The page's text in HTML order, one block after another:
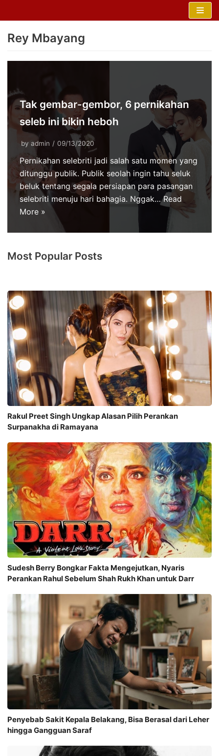
content
Rey Mbayang
Tak gembar-gembor, 6 pernikahan
seleb ini bikin heboh
by admin 09/13/2020
Pernikahan selebriti jadi salah satu momen yang
ditunggu publik. Publik seolah ingin tahu seluk
beluk tentang segala persiapan para pasangan
selebriti menuju hari bahagia. Nggak…Read
More »
Most Popular Posts
Rakul Preet Singh Ungkap Alasan Pilih Perankan
Surpanakha di Ramayana
Sudesh Berry Bongkar Fakta Mengejutkan, Nyaris
Perankan Rahul Sebelum Shah Rukh Khan untuk Darr
Penyebab Sakit Kepala Belakang, Bisa Berasal dari Leher
hingga Gangguan Saraf